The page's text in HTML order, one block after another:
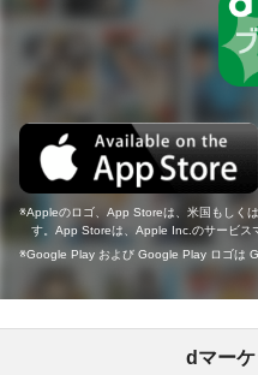
Appleのロゴ、App Storeは、米国もしく
す。App Storeは、Apple Inc.のサービス
Google Play および Google Play ロゴは
dマー